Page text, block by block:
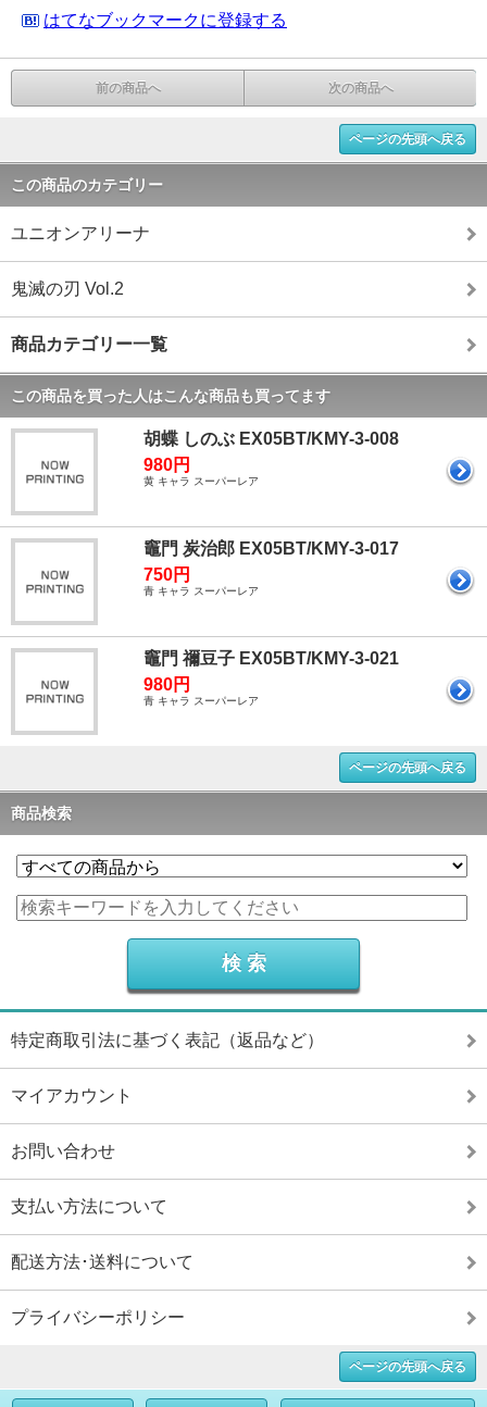
はてなブックマークに登録する
前の商品へ 次の商品へ
ページの先頭へ戻る
この商品のカテゴリー
ユニオンアリーナ
鬼滅の刃 Vol.2
商品カテゴリー一覧
この商品を買った人はこんな商品も買ってます
胡蝶 しのぶ EX05BT/KMY-3-008
980円
黄 キャラ スーパーレア
竈門 炭治郎 EX05BT/KMY-3-017
750円
青 キャラ スーパーレア
竈門 禰豆子 EX05BT/KMY-3-021
980円
青 キャラ スーパーレア
ページの先頭へ戻る
商品検索
特定商取引法に基づく表記（返品など）
マイアカウント
お問い合わせ
支払い方法について
配送方法･送料について
プライバシーポリシー
ページの先頭へ戻る